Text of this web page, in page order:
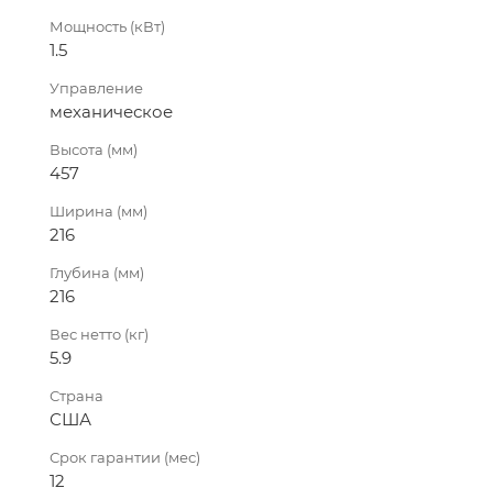
Мощность (кВт)
1.5
Управление
механическое
Высота (мм)
457
Ширина (мм)
216
Глубина (мм)
216
Вес нетто (кг)
5.9
Страна
США
Срок гарантии (мес)
12